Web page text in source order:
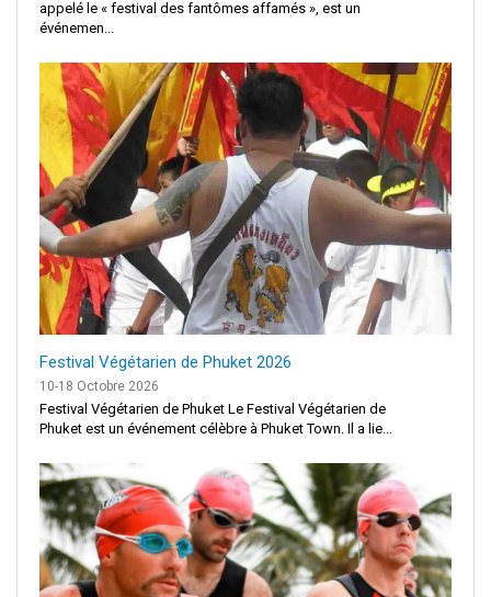
appelé le « festival des fantômes affamés », est un
événemen...
Festival Végétarien de Phuket 2026
10-18 Octobre 2026
Festival Végétarien de Phuket Le Festival Végétarien de
Phuket est un événement célèbre à Phuket Town. Il a lie...